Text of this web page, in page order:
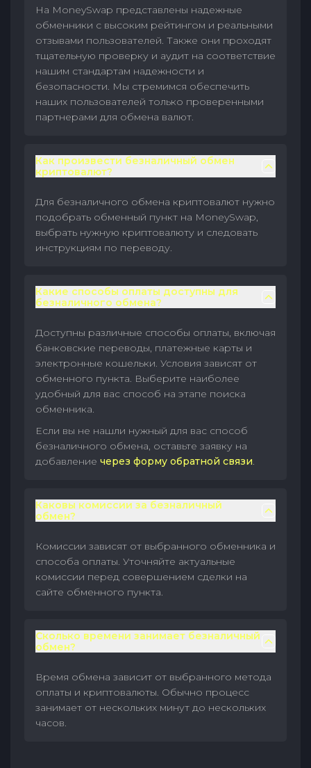
На MoneySwap представлены надежные
обменники с высоким рейтингом и реальными
отзывами пользователей. Также они проходят
тщательную проверку и аудит на соответствие
нашим стандартам надежности и
безопасности. Мы стремимся обеспечить
наших пользователей только проверенными
партнерами для обмена валют.
Как произвести безналичный обмен
криптовалют?
Для безналичного обмена криптовалют нужно
подобрать обменный пункт на MoneySwap,
выбрать нужную криптовалюту и следовать
инструкциям по переводу.
Какие способы оплаты доступны для
безналичного обмена?
Доступны различные способы оплаты, включая
банковские переводы, платежные карты и
электронные кошельки. Условия зависят от
обменного пункта. Выберите наиболее
удобный для вас способ на этапе поиска
обменника.
Если вы не нашли нужный для вас способ
безналичного обмена, оставьте заявку на
добавление через форму обратной связи.
Каковы комиссии за безналичный
обмен?
Комиссии зависят от выбранного обменника и
способа оплаты. Уточняйте актуальные
комиссии перед совершением сделки на
сайте обменного пункта.
Сколько времени занимает безналичный
обмен?
Время обмена зависит от выбранного метода
оплаты и криптовалюты. Обычно процесс
занимает от нескольких минут до нескольких
часов.